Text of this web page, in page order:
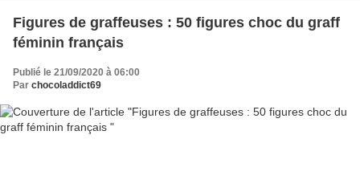
Figures de graffeuses : 50 figures choc du graff
féminin français
Publié le 21/09/2020 à 06:00
Par chocoladdict69